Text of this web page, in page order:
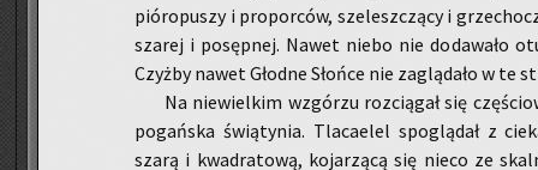
pió­ro­pu­szy i pro­por­ców, sze­lesz­czą­cy i
sza­rej i po­sęp­nej. Nawet niebo nie do­da­wa­ło
Czyż­by nawet Głod­ne Słoń­ce nie za­glą­da­ło w te
Na nie­wiel­kim wzgó­rzu roz­cią­gał się
po­gań­ska świą­ty­nia. Tla­ca­elel spo­glą­dał z
szarą i kwa­dra­to­wą, ko­ja­rzą­cą się nieco ze